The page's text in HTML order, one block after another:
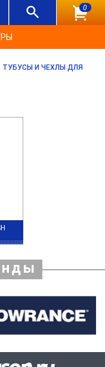
0
ТУБУСЫ И ЧЕХЛЫ ДЛЯ